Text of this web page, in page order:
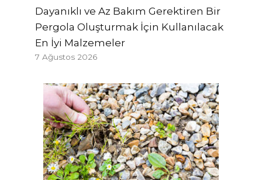
Dayanıklı ve Az Bakım Gerektiren Bir
Pergola Oluşturmak İçin Kullanılacak
En İyi Malzemeler
7 Ağustos 2026